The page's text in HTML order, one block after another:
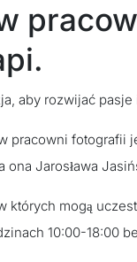
aby rozwijać
pracowni fotografii
ona Jarosława
których mogą
10:00-18:00